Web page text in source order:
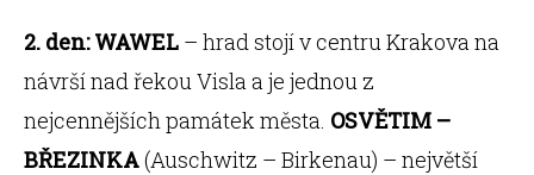
2. den: WAWEL – hrad stojí v centru Krakova na
návrší nad řekou Visla a je jednou z
nejcennějších památek města. OSVĚTIM –
BŘEZINKA(Auschwitz – Birkenau) – největší